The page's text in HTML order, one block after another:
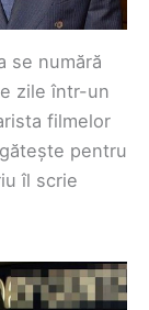
se numără
zile într-un
filmelor
pentru
îl scrie